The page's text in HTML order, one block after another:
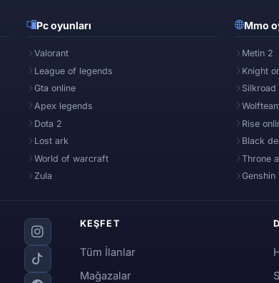
Pc oyunları
Valorant
League of legends
Gta online
Apex legends
Dota 2
Lost ark
World of warcraft
Zula
Mmo
Metin 2
Knight
Silkroad
Rise
Black
Throne
Genshin
KEŞFET
Tüm İlanlar
Mağazalar